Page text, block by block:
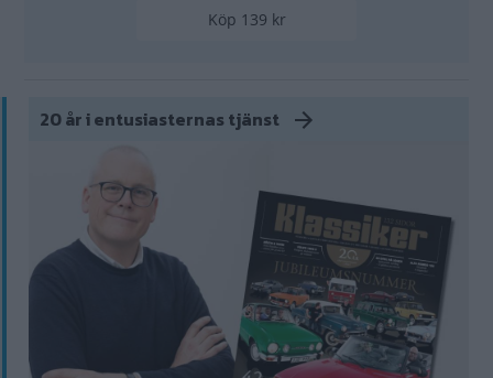
Köp 139 kr
20 år i entusiasternas tjänst